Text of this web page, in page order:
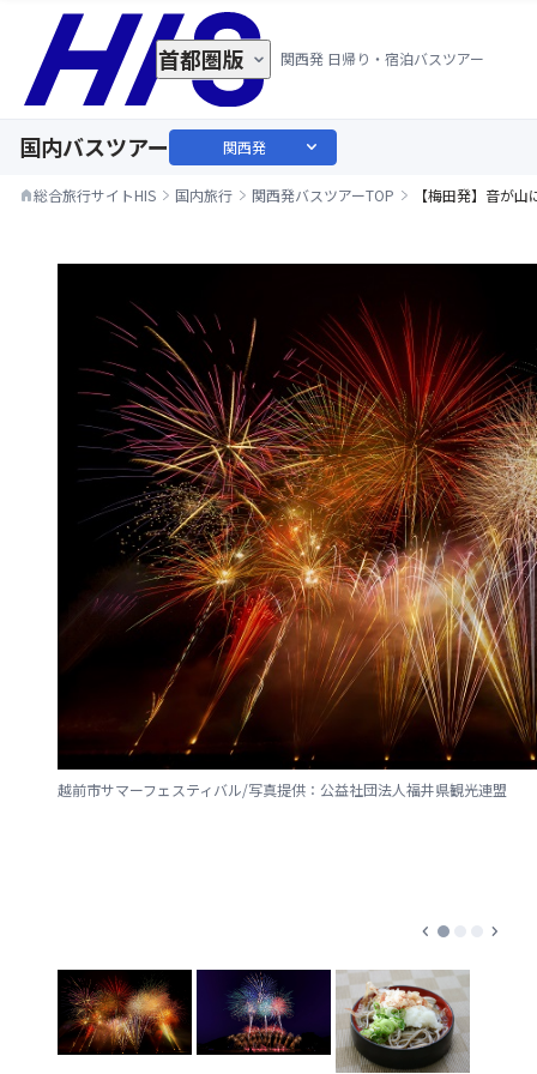
関西発 日帰り・宿泊バスツアー
首都圏版
国内バスツアー 関西発 expand_more
home総合旅行サイトHIS 国内旅行 関西発バスツアーTOP 【梅田発】音が
越前市サマーフェスティバル/写真提供：公益社団法人福井県観光連盟
chevron_left chevron_right